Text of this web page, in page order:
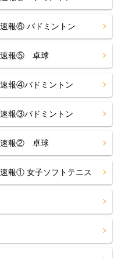
報⑥ バドミントン
速報⑤ 卓球
報④バドミントン
報③バドミントン
速報② 卓球
報① 女子ソフトテニス